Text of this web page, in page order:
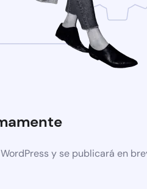
y se publicará en